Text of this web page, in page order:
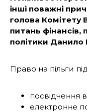
інші поважні
голова Комітету
питань фінансів,
політики Данило
Право на пільги
посвідчення
електронне